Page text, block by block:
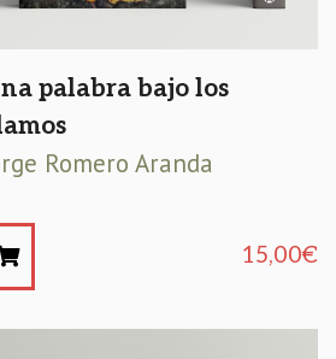
palabra bajo los
Romero Aranda
15,00€